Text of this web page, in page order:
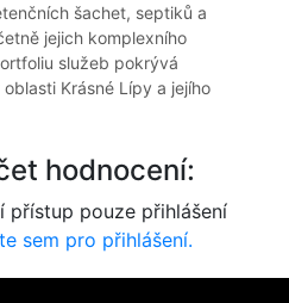
šachet, septiků a
jejich komplexního
služeb pokrývá
Krásné Lípy a jejího
hodnocení:
přístup pouze přihlášení
sem pro přihlášení.